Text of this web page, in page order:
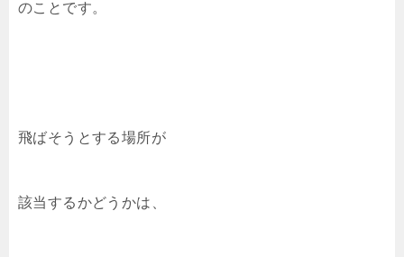
のことです。
飛ばそうとする場所が
該当するかどうかは、